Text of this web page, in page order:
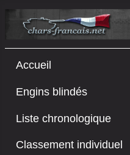
Accueil
Engins blindés
Liste chronologique
Classement individuel